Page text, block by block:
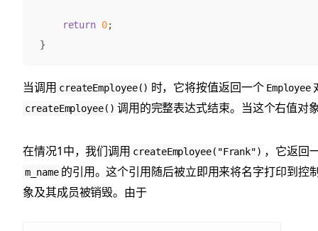
return 0;
}
当调用 createEmployee() 时，它将按值返回一个 Employee
createEmployee() 调用的完整表达式结束。当这个右值对
在情况1中，我们调用 createEmployee("Frank") ，它返回
m_name 的引用。这个引用随后被立即用来将名字打印到控
象及其成员被销毁。由于